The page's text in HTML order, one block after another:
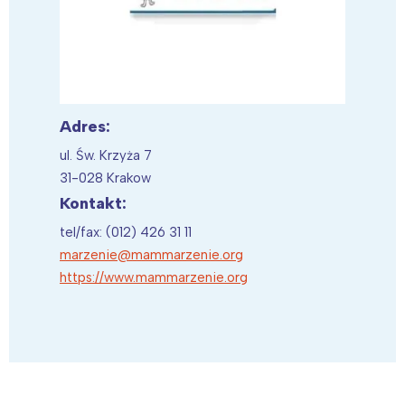
Adres:
ul. Św. Krzyża 7
31-028 Krakow
Kontakt:
tel/fax: (012) 426 31 11
marzenie@mammarzenie.org
https://www.mammarzenie.org